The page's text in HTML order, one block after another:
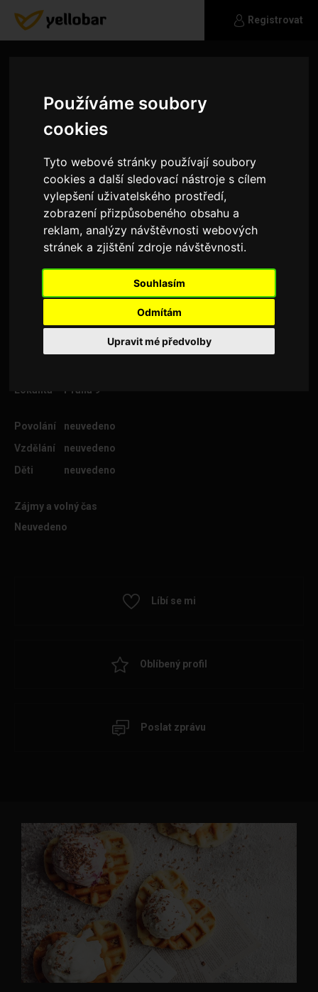
Používáme soubory
cookies
Tyto webové stránky používají soubory
cookies a další sledovací nástroje s cílem
vylepšení uživatelského prostředí,
zobrazení přizpůsobeného obsahu a
reklam, analýzy návštěvnosti webových
stránek a zjištění zdroje návštěvnosti.
Souhlasím
Odmítám
Upravit mé předvolby
Registrovat
adam_novak18
Napiš ;)
Lokalita
Praha 9
Povolání
neuvedeno
Vzdělání
neuvedeno
Děti
neuvedeno
Zájmy a volný čas
Neuvedeno
Líbí se mi
Oblíbený profil
Poslat zprávu